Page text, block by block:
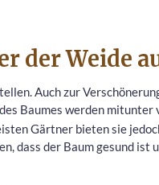
der Weide
Auch zur
des Baumes werden mitunter
Gärtner bieten sie
dass der Baum gesund ist